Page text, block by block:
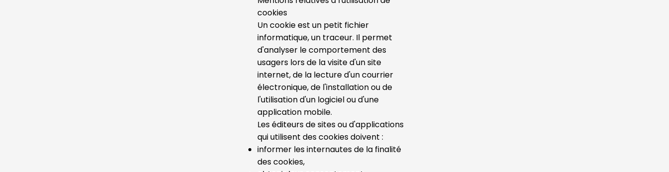
cookies
Un cookie est un petit fichier
informatique, un traceur. Il permet
d'analyser le comportement des
usagers lors de la visite d'un site
internet, de la lecture d'un courrier
électronique, de l'installation ou de
l'utilisation d'un logiciel ou d'une
application mobile.
Les éditeurs de sites ou d'applications
qui utilisent des cookies doivent :
informer les internautes de la finalité
des cookies,